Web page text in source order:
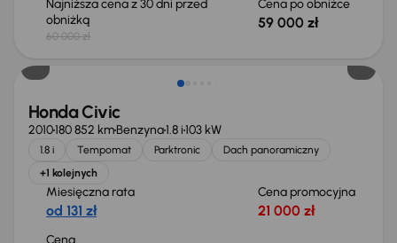
Najniższa cena z 30 dni przed
obniżką
60 000 zł
Cena po obniżce
59 000 zł
Świeżo skupione
Honda Civic
2010180 852 kmBenzyna1.8 i103 kW
1.8 i Tempomat Parktronic
Dach panoramiczny
+1 kolejnych
Miesięczna rata
od 131 zł
Cena promocyjna
21 000 zł
Cena